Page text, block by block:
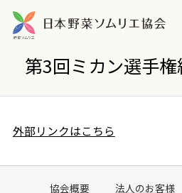
第3回ミカン選手権
外部リンクはこちら
協会概要 法人のお客様